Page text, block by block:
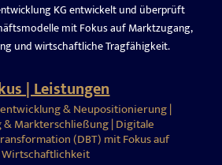
KG entwickelt und überprüft
mit Fokus auf Marktzugang,
und wirtschaftliche Tragfähigkeit.
| Leistungen
& Neupositionierung |
& Markterschließung | Digitale
(DBT) mit Fokus auf
Wirtschaftlichkeit